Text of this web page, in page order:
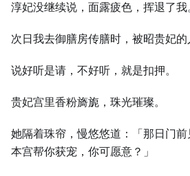
淳妃没继续说，面露疲色，挥退了我
次日我去御膳房传膳时，被昭贵妃的
说好听是请，不好听，就是扣押。
贵妃宫里香粉旖旎，珠光璀璨。
她隔着珠帘，慢悠悠道：「那日门前
本宫帮你获宠，你可愿意？」